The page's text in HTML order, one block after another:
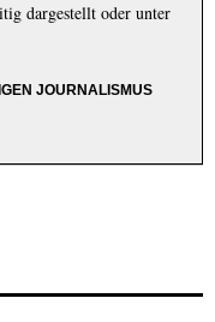
dargestellt oder unter
JOURNALISMUS